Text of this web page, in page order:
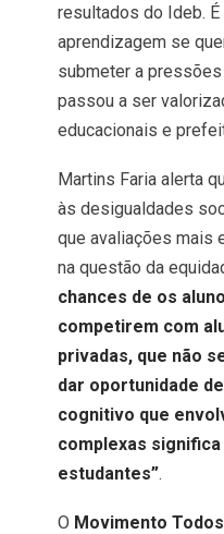
resultados do Ideb.
aprendizagem se
submeter a
passou a ser
educacionais e
Martins Faria alerta
às desigualdades
que avaliações mais
na questão da
chances de os
competirem com
privadas, que não
dar oportunidade
cognitivo que
complexas
estudantes”.
O Movimento